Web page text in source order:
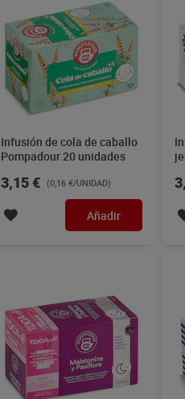
Infusión de cola de caballo
Pompadour 20 unidades
3,15 € (0,16 €/UNIDAD)
Añadir